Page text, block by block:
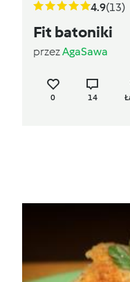
4.9(13)
Fit batoniki
przezAgaSawa
0 14